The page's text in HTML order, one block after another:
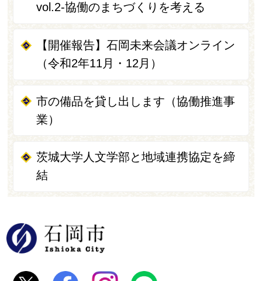
vol.2-協働のまちづくりを考える
【開催報告】石岡未来会議オンライン
（令和2年11月・12月）
市の備品を貸し出します（協働推進事
業）
茨城大学人文学部と地域連携協定を締
結